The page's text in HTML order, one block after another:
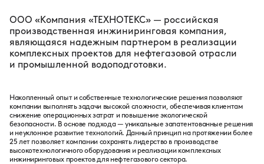
ООО «Компания «ТЕХНОТЕКС» — российская
производственная инжиниринговая компания,
являющаяся надежным партнером в реализации
комплексных проектов для нефтегазовой отрасли
и промышленной водоподготовки.
Накопленный опыт и собственные технологические решения позволяют
компании выполнять задачи высокой сложности, обеспечивая клиентам
снижение операционных затрат и повышение экологической
безопасности. В основе подхода — уникальные запатентованные решения
и неуклонное развитие технологий. Данный принцип на протяжении более
25 лет позволяет компании сохранять лидерство в производстве
высокотехнологичного оборудования и реализации комплексных
инжиниринговых проектов для нефтегазового сектора.